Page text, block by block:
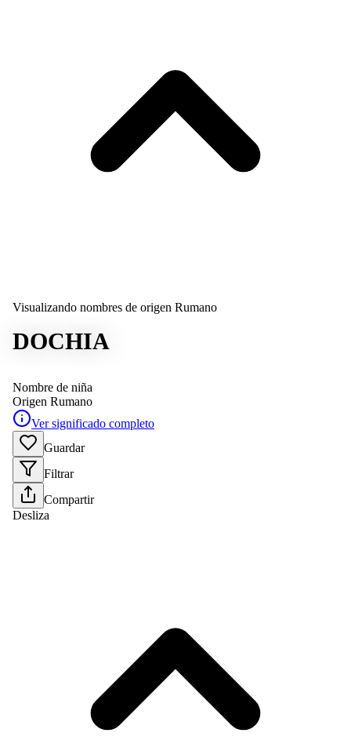
Visualizando nombres de origen Rumano
DOCHIA
Nombre de niña
Origen Rumano
Ver significado completo
Guardar
Filtrar
Compartir
Desliza